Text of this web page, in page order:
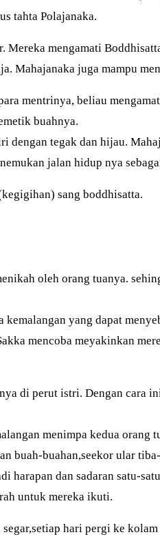
tahta Polajanaka.
Mereka mengamati
Mahajanaka juga mampu
mentrinya, beliau
buahnya.
dengan tegak dan hijau.
jalan hidup nya
sang boddhisatta.
oleh orang tuanya.
yang dapat
mencoba meyakinkan
di perut istri. Dengan cara
menimpa kedua orang
buah-buahan,seekor ular
harapan dan sadaran satu-
untuk mereka ikuti.
hari pergi ke